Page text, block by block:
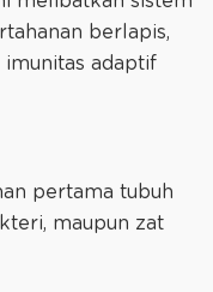
berlapis,
adaptif
pertama tubuh
maupun zat